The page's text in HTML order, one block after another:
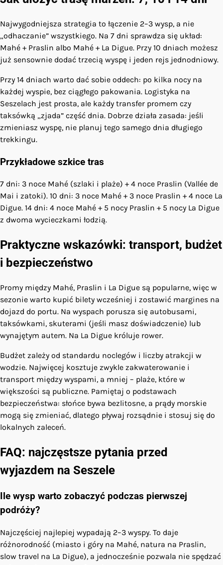
Najwygodniejsza strategia to łączenie 2–3 wysp, a nie
„odhaczanie” wszystkiego. Na 7 dni sprawdza się układ:
Mahé + Praslin albo Mahé + La Digue. Przy 10 dniach możesz
już sensownie dodać trzecią wyspę i jeden rejs jednodniowy.
Przy 14 dniach warto dać sobie oddech: po kilka nocy na
każdej wyspie, bez ciągłego pakowania. Logistyka na
Seszelach jest prosta, ale każdy transfer promem czy
taksówką „zjada” część dnia. Dobrze działa zasada: jeśli
zmieniasz wyspę, nie planuj tego samego dnia długiego
trekkingu.
Przykładowe szkice tras
7 dni: 3 noce Mahé (szlaki i plaże) + 4 noce Praslin (Vallée de
Mai i zatoki). 10 dni: 3 noce Mahé + 3 noce Praslin + 4 noce La
Digue. 14 dni: 4 noce Mahé + 5 nocy Praslin + 5 nocy La Digue
z dwoma wycieczkami łodzią.
Praktyczne wskazówki: transport, budżet
i bezpieczeństwo
Promy między Mahé, Praslin i La Digue są popularne, więc w
sezonie warto kupić bilety wcześniej i zostawić margines na
dojazd do portu. Na wyspach porusza się autobusami,
taksówkami, skuterami (jeśli masz doświadczenie) lub
wynajętym autem. Na La Digue króluje rower.
Budżet zależy od standardu noclegów i liczby atrakcji w
wodzie. Najwięcej kosztuje zwykle zakwaterowanie i
transport między wyspami, a mniej – plaże, które w
większości są publiczne. Pamiętaj o podstawach
bezpieczeństwa: słońce bywa bezlitosne, a prądy morskie
mogą się zmieniać, dlatego pływaj rozsądnie i stosuj się do
lokalnych zaleceń.
FAQ: najczęstsze pytania przed
wyjazdem na Seszele
Ile wysp warto zobaczyć podczas pierwszej
podróży?
Najczęściej najlepiej wypadają 2–3 wyspy. To daje
różnorodność (miasto i góry na Mahé, natura na Praslin,
slow travel na La Digue), a jednocześnie pozwala nie spędzać